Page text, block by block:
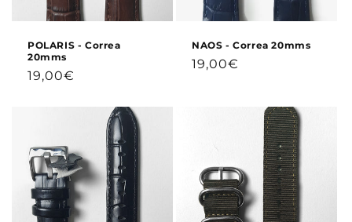
POLARIS - Correa
20mms
Precio
19,00€
NAOS - Correa 20mms
Precio
19,00€